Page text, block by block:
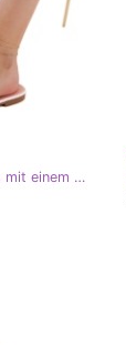
Seastar Beige Satin Flip Flops mit einem Bug in Perlen